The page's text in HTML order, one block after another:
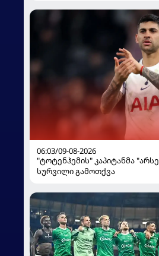
06:03/09-08-2026
"ტოტენჰემის" კაპიტანმა
სურვილი გამოთქვა